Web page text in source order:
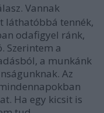
Vannak
láthatóbbá tennék,
odafigyel ránk,
Szerintem a
a munkánk
Az
Ha egy kicsit is